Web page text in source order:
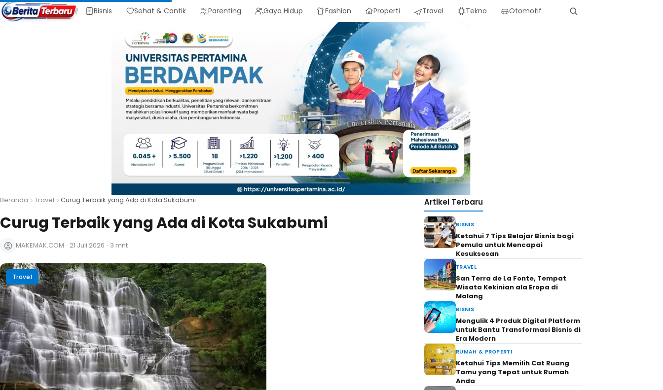
Bisnis Sehat & Cantik Parenting Gaya Hidup Fashion Properti Travel Tekno Otomotif
Beranda Travel Curug Terbaik yang Ada di Kota Sukabumi
Curug Terbaik yang Ada di Kota Sukabumi
MAKEMAK.COM · 21 Juli 2026 · 3 mnt
Travel
Artikel Terbaru
BISNIS
Ketahui 7 Tips Belajar Bisnis bagi
Pemula untuk Mencapai
Kesuksesan
TRAVEL
San Terra de La Fonte, Tempat
Wisata Kekinian ala Eropa di
Malang
BISNIS
Mengulik 4 Produk Digital Platform
untuk Bantu Transformasi Bisnis di
Era Modern
RUMAH & PROPERTI
Ketahui Tips Memilih Cat Ruang
Tamu yang Tepat untuk Rumah
Anda